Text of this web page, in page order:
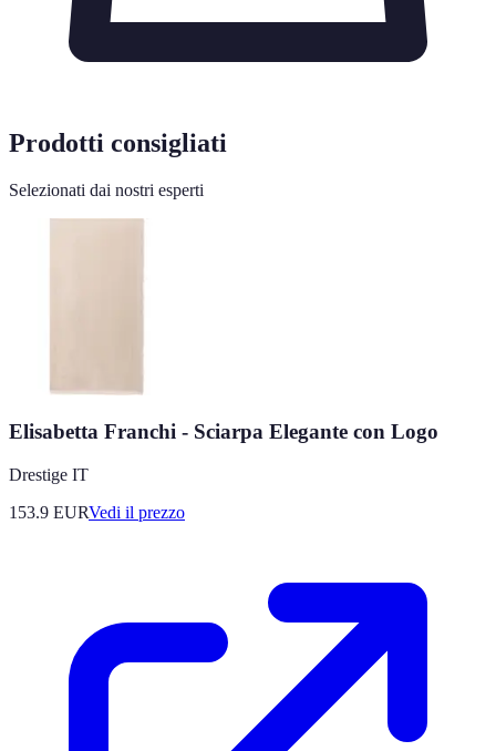
Prodotti consigliati
Selezionati dai nostri esperti
Elisabetta Franchi - Sciarpa Elegante con Logo
Drestige IT
153.9 EURVedi il prezzo